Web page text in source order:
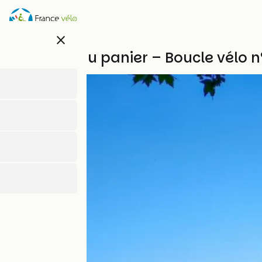
Direkt
zum
close
De l’osier au panier – Boucle vélo